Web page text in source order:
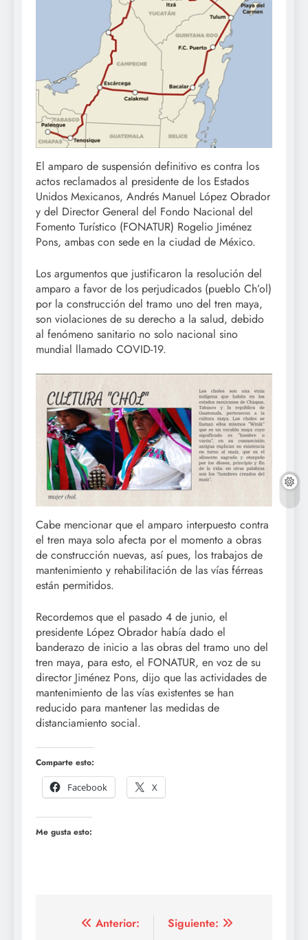
El amparo de suspensión definitivo es contra los
actos reclamados al presidente de los Estados
Unidos Mexicanos, Andrés Manuel López Obrador
y del Director General del Fondo Nacional del
Fomento Turístico (FONATUR) Rogelio Jiménez
Pons, ambas con sede en la ciudad de México.
Los argumentos que justificaron la resolución del
amparo a favor de los perjudicados (pueblo Ch’ol)
por la construcción del tramo uno del tren maya,
son violaciones de su derecho a la salud, debido
al fenómeno sanitario no solo nacional sino
mundial llamado COVID-19.
Cabe mencionar que el amparo interpuesto contra
el tren maya solo afecta por el momento a obras
de construcción nuevas, así pues, los trabajos de
mantenimiento y rehabilitación de las vías férreas
están permitidos.
Recordemos que el pasado 4 de junio, el
presidente López Obrador había dado el
banderazo de inicio a las obras del tramo uno del
tren maya, para esto, el FONATUR, en voz de su
director Jiménez Pons, dijo que las actividades de
mantenimiento de las vías existentes se han
reducido para mantener las medidas de
distanciamiento social.
Comparte esto:
Facebook
X
Me gusta esto:
Navegación
Anterior:
Siguiente: